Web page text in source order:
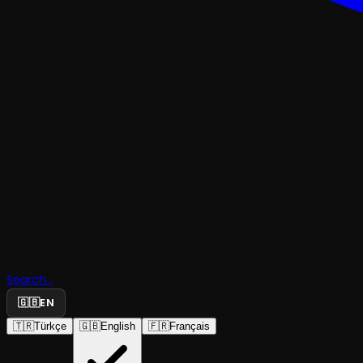
Search...
🇬🇧EN
🇹🇷Türkçe 🇬🇧English 🇫🇷Français
Evde